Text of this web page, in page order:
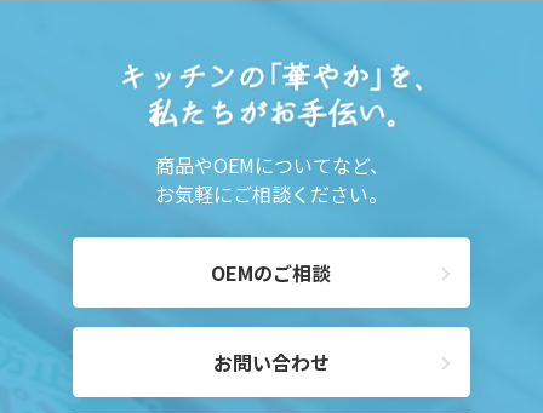
商品やOEMについてなど、
お気軽にご相談ください。
OEMのご相談
お問い合わせ